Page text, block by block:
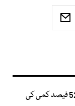
درآمدی گاڑیوں پر ٹیرف میں 52 فیصد کمی کی